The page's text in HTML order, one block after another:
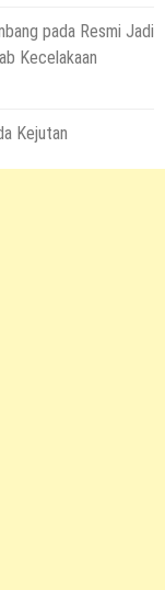
pada Resmi Jadi
Kecelakaan
Kejutan